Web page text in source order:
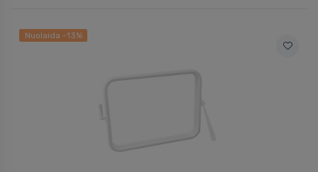
Nuolaida -13%